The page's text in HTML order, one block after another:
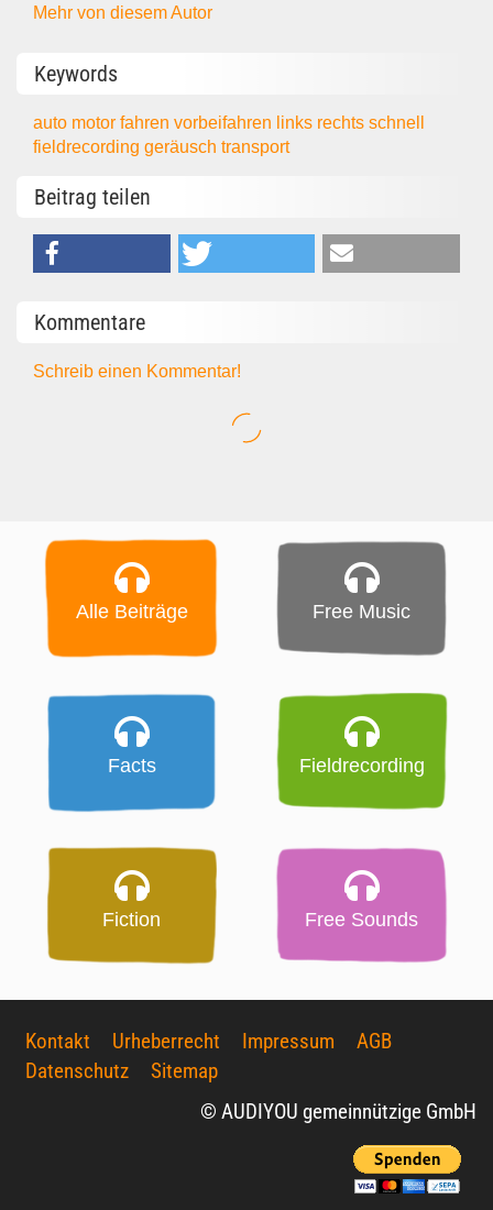
Mehr von diesem Autor
Keywords
auto motorfahrenvorbeifahren links rechtsschnell
fieldrecordinggeräuschtransport
Beitrag teilen
Kommentare
Schreib einen Kommentar!
Alle Beiträge Free Music
Facts Fieldrecording
Fiction Free Sounds
Kontakt Urheberrecht Impressum
AGB
Datenschutz
Sitemap
© AUDIYOU gemeinnützige GmbH